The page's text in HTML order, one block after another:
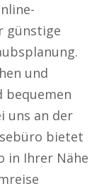
günstige
und
bequemen
uns an der
bietet
in Ihrer Nähe